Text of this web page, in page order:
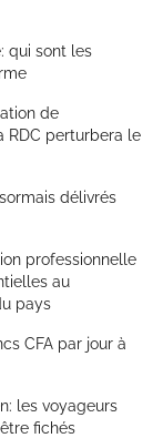
qui sont les
de
RDC perturbera le
délivrés
professionnelle
au
pays
CFA par jour à
les voyageurs
fichés